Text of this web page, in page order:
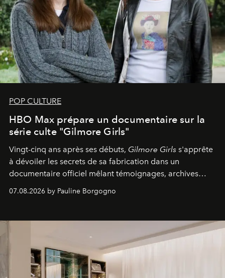
POP CULTURE
HBO Max prépare un documentaire sur la
série culte "Gilmore Girls"
Vingt-cinq ans après ses débuts, Gilmore Girls s'apprête
à dévoiler les secrets de sa fabrication dans un
documentaire officiel mêlant témoignages, archives
inédites et plongée dans les coulisses d'un phénomène
générationnel.
07.08.2026 by Pauline Borgogno